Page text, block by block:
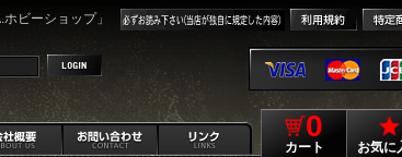
ビーショップ」
0
カート お気に